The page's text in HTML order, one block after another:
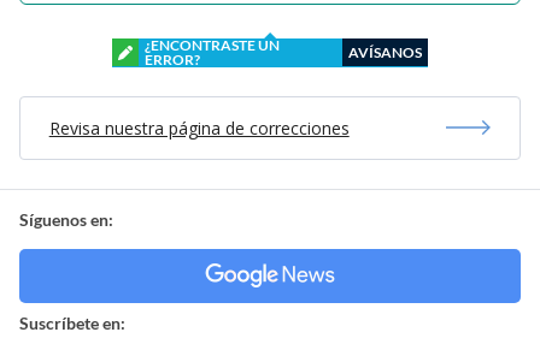
¿ENCONTRASTE UN
ERROR?
AVÍSANOS
Revisa nuestra página de correcciones
Síguenos en:
Suscríbete en: